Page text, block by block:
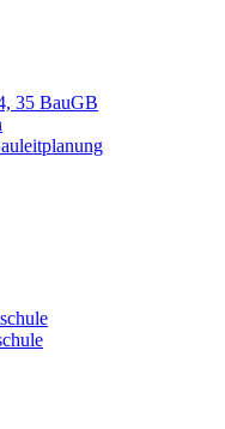
35 BauGB